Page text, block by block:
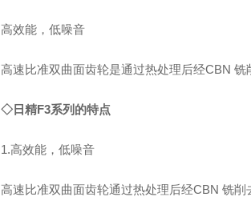
高效能，低噪音
高速比准双曲面齿轮是通过热处理后经CBN
◇日精F3系列的特点
1.高效能，低噪音
高速比准双曲面齿轮通过热处理后经CBN 铣削